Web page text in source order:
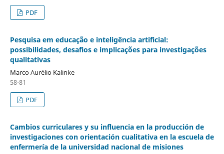
PDF
Pesquisa em educação e inteligência artificial:
possibilidades, desafios e implicações para investigações
qualitativas
Marco Aurélio Kalinke
58-81
PDF
Cambios curriculares y su influencia en la producción de
investigaciones con orientación cualitativa en la escuela de
enfermería de la universidad nacional de misiones